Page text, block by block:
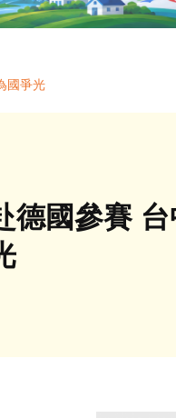
國爭光
德國參賽